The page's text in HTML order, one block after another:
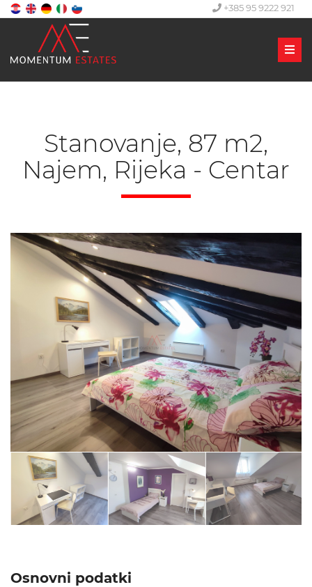
+385 95 9222 921
Stanovanje, 87 m2,
Najem, Rijeka - Centar
Osnovni podatki